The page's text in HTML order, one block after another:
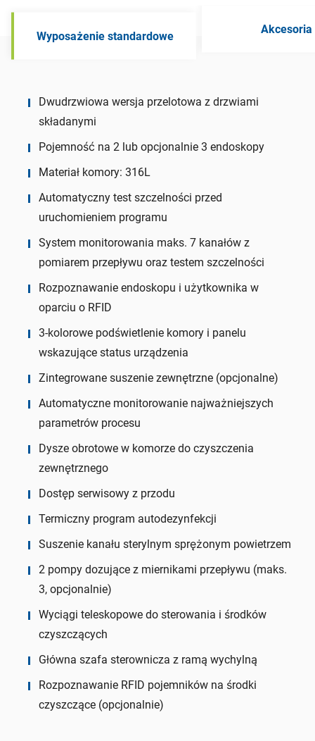
Wyposażenie standardowe
Akcesoria
Dwudrzwiowa wersja przelotowa z drzwiami
składanymi
Pojemność na 2 lub opcjonalnie 3 endoskopy
Materiał komory: 316L
Automatyczny test szczelności przed
uruchomieniem programu
System monitorowania maks. 7 kanałów z
pomiarem przepływu oraz testem szczelności
Rozpoznawanie endoskopu i użytkownika w
oparciu o RFID
3-kolorowe podświetlenie komory i panelu
wskazujące status urządzenia
Zintegrowane suszenie zewnętrzne (opcjonalne)
Automatyczne monitorowanie najważniejszych
parametrów procesu
Dysze obrotowe w komorze do czyszczenia
zewnętrznego
Dostęp serwisowy z przodu
Termiczny program autodezynfekcji
Suszenie kanału sterylnym sprężonym powietrzem
2 pompy dozujące z miernikami przepływu (maks.
3, opcjonalnie)
Wyciągi teleskopowe do sterowania i środków
czyszczących
Główna szafa sterownicza z ramą wychylną
Rozpoznawanie RFID pojemników na środki
czyszczące (opcjonalnie)